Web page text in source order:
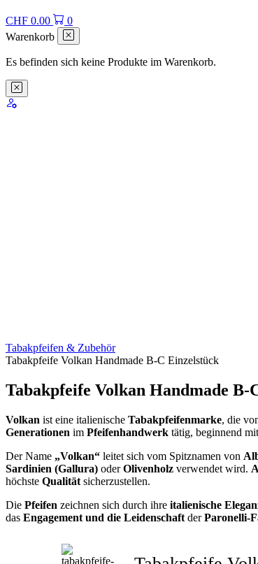
CHF 0.00
0
Warenkorb
Es befinden sich keine Produkte im Warenkorb.
Tabakpfeifen & Zubehör
Tabakpfeife Volkan Handmade B-C Einzelstück
Tabakpfeife Volkan Handmade B-
Volkan ist eine italienische Tabakpfeifenmarke, die
Generationen im Pfeifenhandwerk tätig, beginnend mit
Der Name „Volkan“ leitet sich vom Spitznamen von
Sardinien (Gallura) oderOlivenholz verwendet wird.
höchste Qualität sicherzustellen.
Die Pfeifen zeichnen sich durch ihre italienische
das Engagement und die Leidenschaft derParonelli-